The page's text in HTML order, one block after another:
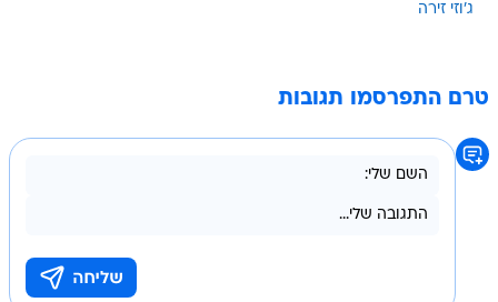
ג'וזי זירה
טרם התפרסמו תגובות